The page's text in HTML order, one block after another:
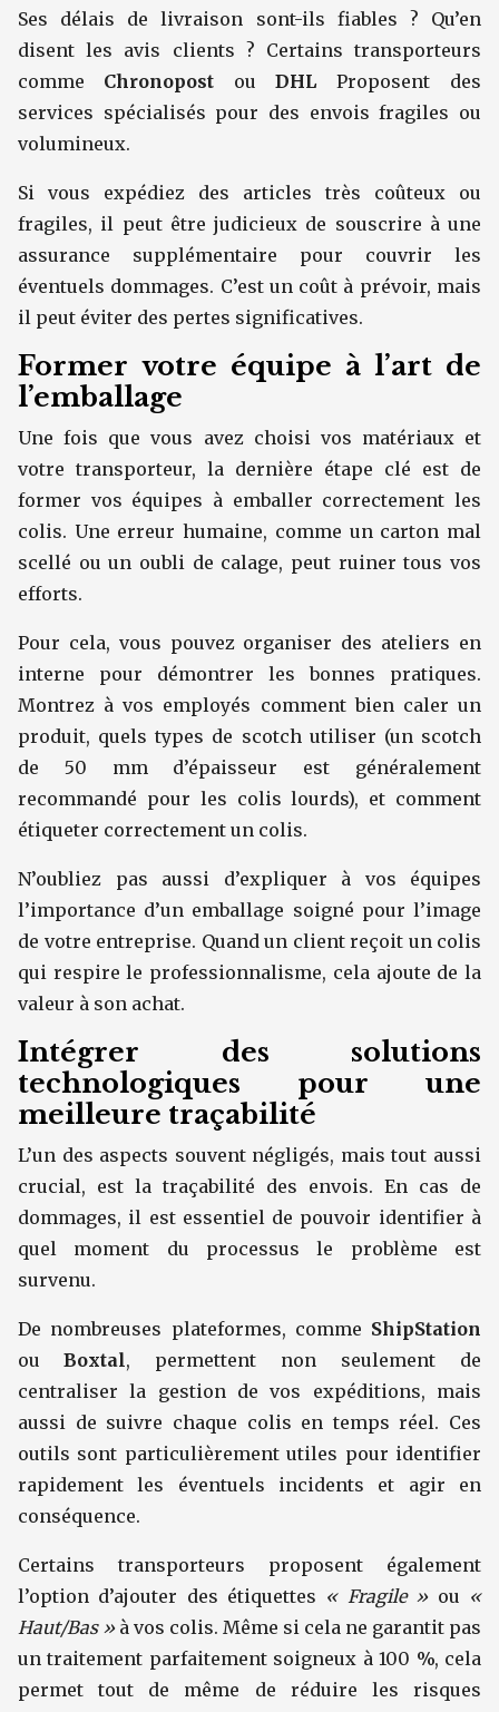
Ses délais de livraison sont-ils fiables ? Qu’en
disent les avis clients ? Certains transporteurs
comme Chronopost ou DHL Proposent des
services spécialisés pour des envois fragiles ou
volumineux.
Si vous expédiez des articles très coûteux ou
fragiles, il peut être judicieux de souscrire à une
assurance supplémentaire pour couvrir les
éventuels dommages. C’est un coût à prévoir, mais
il peut éviter des pertes significatives.
Former votre équipe à l’art de
l’emballage
Une fois que vous avez choisi vos matériaux et
votre transporteur, la dernière étape clé est de
former vos équipes à emballer correctement les
colis. Une erreur humaine, comme un carton mal
scellé ou un oubli de calage, peut ruiner tous vos
efforts.
Pour cela, vous pouvez organiser des ateliers en
interne pour démontrer les bonnes pratiques.
Montrez à vos employés comment bien caler un
produit, quels types de scotch utiliser (un scotch
de 50 mm d’épaisseur est généralement
recommandé pour les colis lourds), et comment
étiqueter correctement un colis.
N’oubliez pas aussi d’expliquer à vos équipes
l’importance d’un emballage soigné pour l’image
de votre entreprise. Quand un client reçoit un colis
qui respire le professionnalisme, cela ajoute de la
valeur à son achat.
Intégrer des solutions
technologiques pour une
meilleure traçabilité
L’un des aspects souvent négligés, mais tout aussi
crucial, est la traçabilité des envois. En cas de
dommages, il est essentiel de pouvoir identifier à
quel moment du processus le problème est
survenu.
De nombreuses plateformes, comme ShipStation
ou Boxtal, permettent non seulement de
centraliser la gestion de vos expéditions, mais
aussi de suivre chaque colis en temps réel. Ces
outils sont particulièrement utiles pour identifier
rapidement les éventuels incidents et agir en
conséquence.
Certains transporteurs proposent également
l’option d’ajouter des étiquettes « Fragile »ou «
Haut/Bas »à vos colis. Même si cela ne garantit pas
un traitement parfaitement soigneux à 100 %, cela
permet tout de même de réduire les risques